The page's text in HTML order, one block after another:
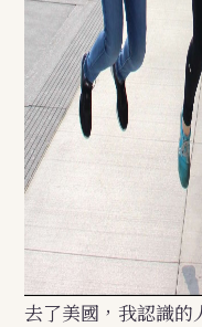
去了美國，我認識的